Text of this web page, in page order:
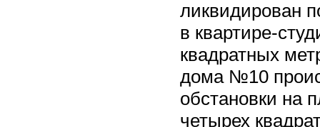
ликвидирован
в квартире-
квадратных
дома №10
обстановки на
четырех